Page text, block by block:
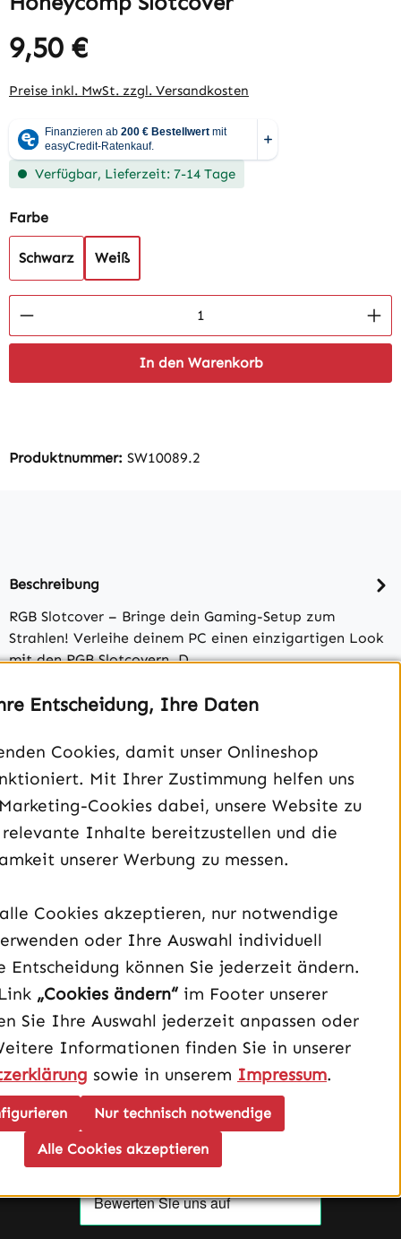
Regulärer Preis:
9,50 €
Preise inkl. MwSt. zzgl. Versandkosten
Verfügbar, Lieferzeit: 7-14 Tage
Farbeauswählen
Schwarz Weiß
Produkt Anzahl: Gib den gewünschten
In den Warenkorb
Produktnummer: SW10089.2
Beschreibung
RGB Slotcover – Bringe dein Gaming-Setup zum
Strahlen! Verleihe deinem PC einen einzigartigen Look
mit den RGB Slotcovern. D…
Bewertungen
Unterstützung und Beratung unter:
040 – 182 295 901
Mo-Fr, 08:00 - 16:00 Uhr
Oder über unserKontaktformular
Vertrag widerrufen
Schau auf Instagram vorbei – öffnet in neuem Tab
Sieh dir unsere TikTok-Videos an – öffnet in neuem
Sieh dir unsere Videos auf YouTube an – öffnet
Entscheidung, Ihre Daten
Cookies, damit unser Onlineshop
Mit Ihrer Zustimmung helfen uns
Cookies dabei, unsere Website zu
relevante Inhalte bereitzustellen und die
unserer Werbung zu messen.
Cookies akzeptieren, nur notwendige
oder Ihre Auswahl individuell
Entscheidung können Sie jederzeit ändern.
„Cookies ändern“im Footer unserer
Sie Ihre Auswahl jederzeit anpassen oder
Informationen finden Sie in unserer
sowie in unserem Impressum.
Nur technisch notwendige
Alle Cookies akzeptieren